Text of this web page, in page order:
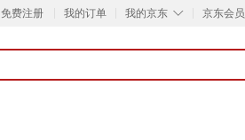
免费注册 我的订单 ◇
我的京东 京东会员